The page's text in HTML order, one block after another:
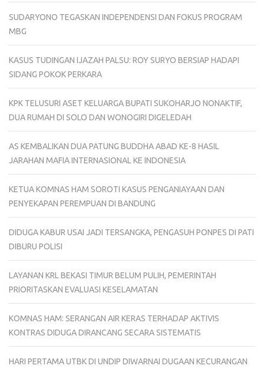
SUDARYONO TEGASKAN INDEPENDENSI DAN FOKUS PROGRAM
MBG
KASUS TUDINGAN IJAZAH PALSU: ROY SURYO BERSIAP HADAPI
SIDANG POKOK PERKARA
KPK TELUSURI ASET KELUARGA BUPATI SUKOHARJO NONAKTIF,
DUA RUMAH DI SOLO DAN WONOGIRI DIGELEDAH
AS KEMBALIKAN DUA PATUNG BUDDHA ABAD KE-8 HASIL
JARAHAN MAFIA INTERNASIONAL KE INDONESIA
KETUA KOMNAS HAM SOROTI KASUS PENGANIAYAAN DAN
PENYEKAPAN PEREMPUAN DI BANDUNG
DIDUGA KABUR USAI JADI TERSANGKA, PENGASUH PONPES DI PATI
DIBURU POLISI
LAYANAN KRL BEKASI TIMUR BELUM PULIH, PEMERINTAH
PRIORITASKAN EVALUASI KESELAMATAN
KOMNAS HAM: SERANGAN AIR KERAS TERHADAP AKTIVIS
KONTRAS DIDUGA DIRANCANG SECARA SISTEMATIS
HARI PERTAMA UTBK DI UNDIP DIWARNAI DUGAAN KECURANGAN